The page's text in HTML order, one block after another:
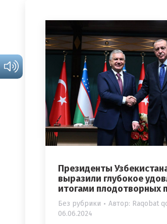
Президенты
выразили глубокое
итогами плодотворных
Без рубрики Автор: Raqobat
06.06.2024